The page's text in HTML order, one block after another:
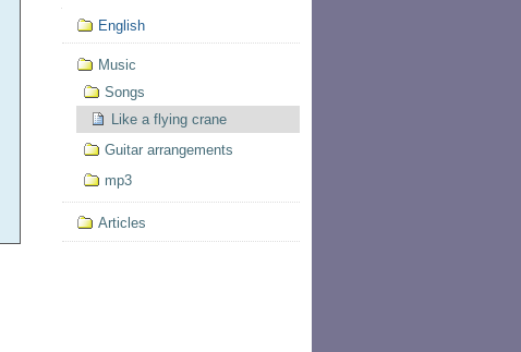
Mục
định
hướng
English
Music
Songs
Like a flying crane
Guitar arrangements
mp3
Articles